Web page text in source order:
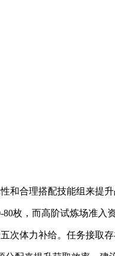
和合理搭配技能组来提
枚，而高阶试炼场准
次体力补给。任务接取